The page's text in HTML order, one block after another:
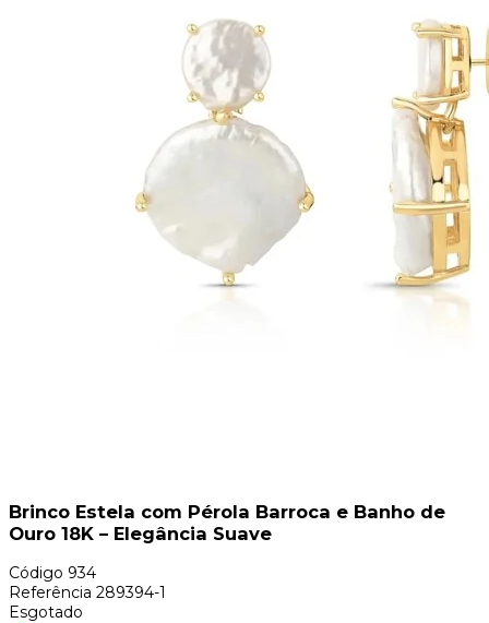
Brinco Estela com Pérola Barroca e Banho de
Ouro 18K – Elegância Suave
Código 934
Referência 289394-1
Esgotado